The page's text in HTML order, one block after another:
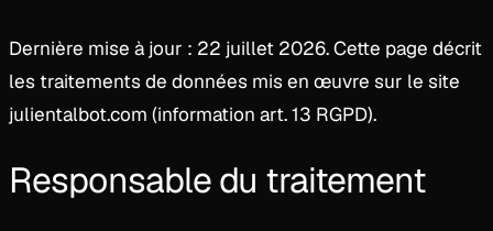
Dernière mise à jour : 22 juillet 2026. Cette page décrit
les traitements de données mis en œuvre sur le site
julientalbot.com (information art. 13 RGPD).
Responsable du traitement